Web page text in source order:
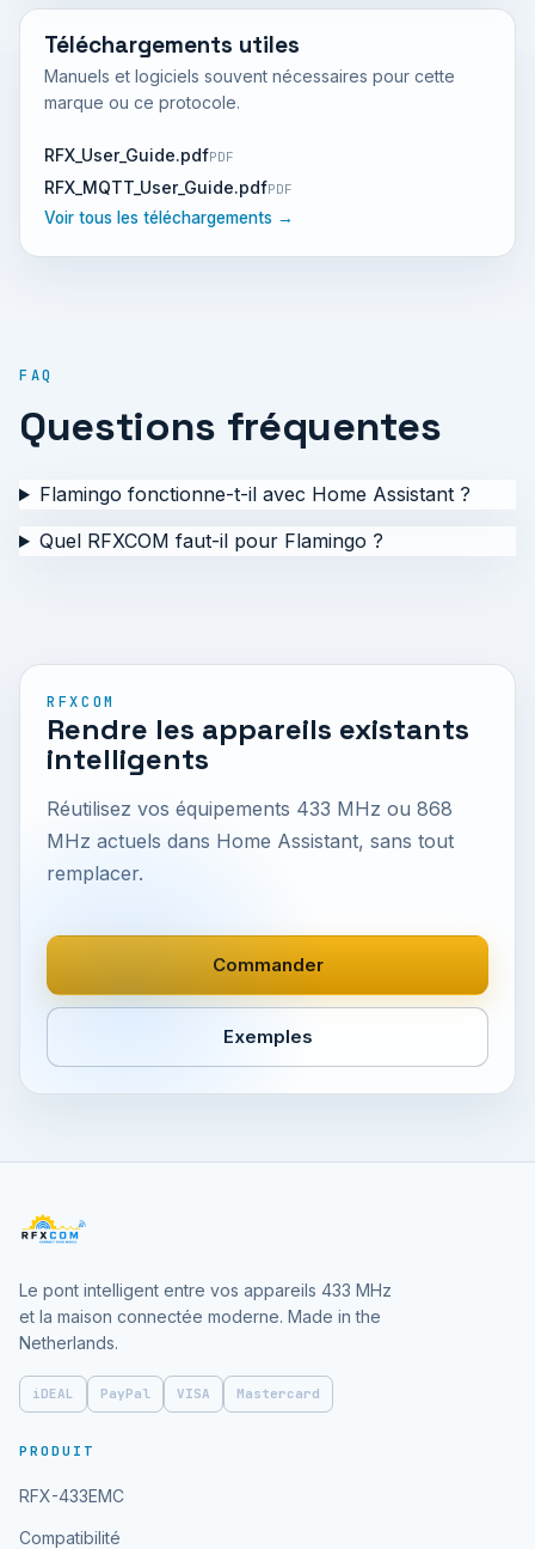
Téléchargements utiles
Manuels et logiciels souvent nécessaires pour cette
marque ou ce protocole.
RFX_User_Guide.pdfPDF
RFX_MQTT_User_Guide.pdfPDF
Voir tous les téléchargements →
FAQ
Questions fréquentes
Flamingo fonctionne-t-il avec Home Assistant ?
Quel RFXCOM faut-il pour Flamingo ?
RFXCOM
Rendre les appareils existants
intelligents
Réutilisez vos équipements 433 MHz ou 868
MHz actuels dans Home Assistant, sans tout
remplacer.
Commander
Exemples
Le pont intelligent entre vos appareils 433 MHz
et la maison connectée moderne. Made in the
Netherlands.
iDEAL PayPal VISA Mastercard
PRODUIT
RFX-433EMC
Compatibilité